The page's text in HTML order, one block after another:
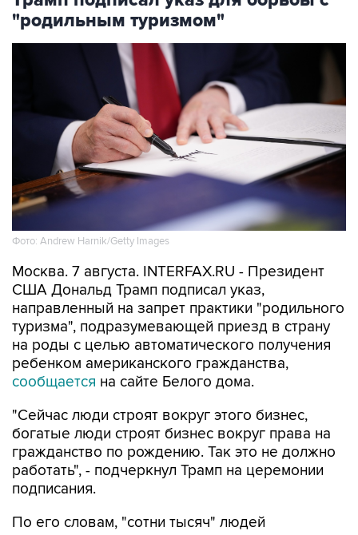
Фото: Andrew Harnik/Getty Images
Москва. 7 августа. INTERFAX.RU - Президент
направленный на запрет практики "родильного
туризма", подразумевающей приезд в страну
на роды с целью автоматического получения
ребенком американского гражданства,
сообщаетсяна сайте Белого дома.
"Сейчас люди строят вокруг этого бизнес,
гражданство по рождению. Так это не должно
работать", - подчеркнул Трамп на церемонии
подписания.
По его словам, "сотни тысяч" людей
американского гражданства.